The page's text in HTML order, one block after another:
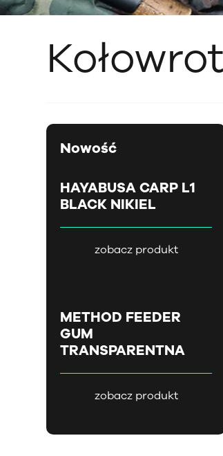
Nowość
HAYABUSA CARP L1
BLACK NIKIEL
zobacz produkt
METHOD FEEDER
GUM
TRANSPARENTNA
zobacz produkt